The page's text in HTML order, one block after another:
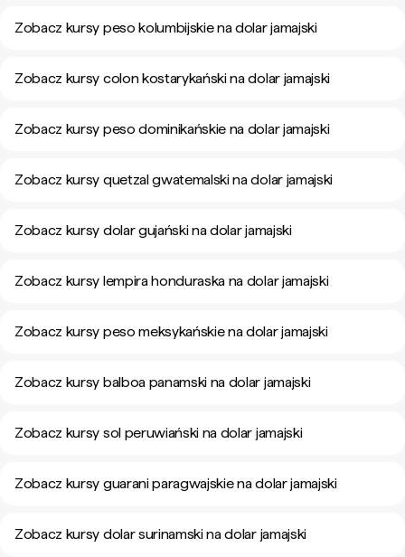
Zobacz kursy peso kolumbijskie na dolar jamajski
Zobacz kursy colon kostarykański na dolar jamajski
Zobacz kursy peso dominikańskie na dolar jamajski
Zobacz kursy quetzal gwatemalski na dolar jamajski
Zobacz kursy dolar gujański na dolar jamajski
Zobacz kursy lempira honduraska na dolar jamajski
Zobacz kursy peso meksykańskie na dolar jamajski
Zobacz kursy balboa panamski na dolar jamajski
Zobacz kursy sol peruwiański na dolar jamajski
Zobacz kursy guarani paragwajskie na dolar jamajski
Zobacz kursy dolar surinamski na dolar jamajski